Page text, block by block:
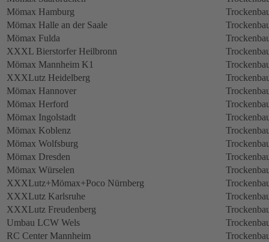
Mömax Hamburg
Mömax Halle an der Saale
Mömax Fulda
XXXL Bierstorfer Heilbronn
Mömax Mannheim K1
XXXLutz Heidelberg
Mömax Hannover
Mömax Herford
Mömax Ingolstadt
Mömax Koblenz
Mömax Wolfsburg
Mömax Dresden
Mömax Würselen
XXXLutz+Mömax+Poco Nürnberg
XXXLutz Karlsruhe
XXXLutz Freudenberg
Umbau LCW Wels
RC Center Mannheim